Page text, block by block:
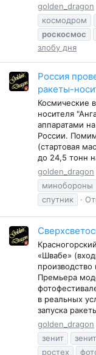
golden_dragon
космодром
роскосмос
злобу дня
Россия
ракеты-
Космические
носителя
аппаратами
России.
(стартовая
до 24,5 тонн
golden_dragon
минобороны
спутник
«Швабе»
производство
Премьера
в реальных
запуска
golden_dragon
зенит
ростех